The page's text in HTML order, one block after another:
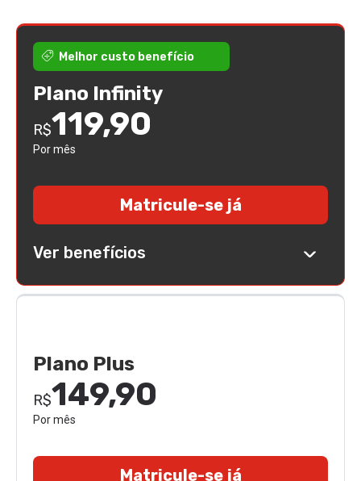
Melhor custo benefício
Plano Infinity
R$119,90
Por mês
Matricule-se já
Ver benefícios
Plano Plus
R$149,90
Por mês
Matricule-se já